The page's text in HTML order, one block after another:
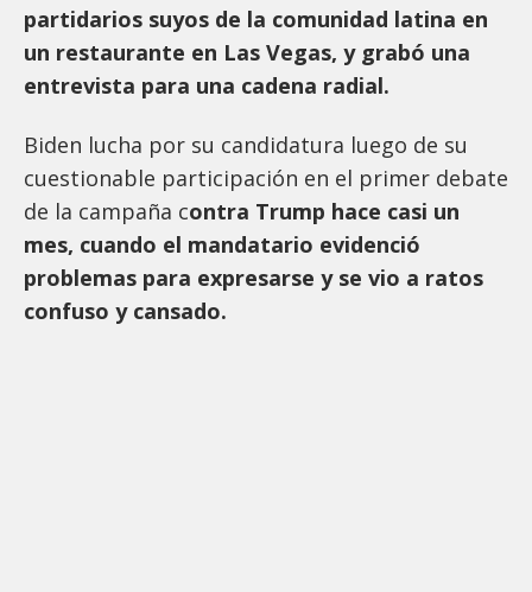
partidarios suyos de la comunidad latina en
un restaurante en Las Vegas, y grabó una
entrevista para una cadena radial.
Biden lucha por su candidatura luego de su
cuestionable participación en el primer debate
de la campaña contra Trump hace casi un
mes, cuando el mandatario evidenció
problemas para expresarse y se vio a ratos
confuso y cansado.